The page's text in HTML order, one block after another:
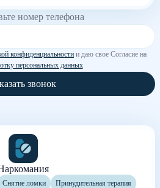
номер телефона
конфиденциальности и даю свое Согласие на
персональных данных
звонок
Снятие ломки Принудительная терапия